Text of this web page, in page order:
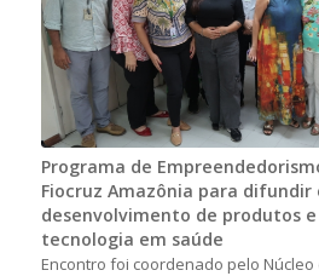
Programa de
Fiocruz Amazônia para
desenvolvimento de produtos e
tecnologia em saúde
Encontro foi coordenado pelo